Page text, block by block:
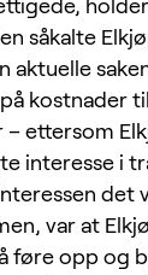
såkalte
aktuelle
kostnader
ettersom
interesse i
det
var at
føre opp og